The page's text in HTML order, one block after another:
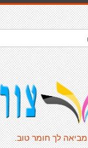
מביאה לך חומר טוב.